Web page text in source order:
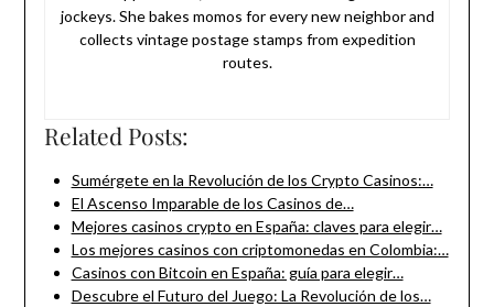
jockeys. She bakes momos for every new neighbor and
collects vintage postage stamps from expedition
routes.
Related Posts:
Sumérgete en la Revolución de los Crypto Casinos:…
El Ascenso Imparable de los Casinos de…
Mejores casinos crypto en España: claves para elegir…
Los mejores casinos con criptomonedas en Colombia:…
Casinos con Bitcoin en España: guía para elegir…
Descubre el Futuro del Juego: La Revolución de los…